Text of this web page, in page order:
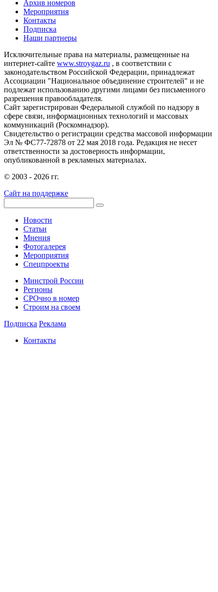
Архив номеров
Мероприятия
Контакты
Подписка
Наши партнеры
Исключительные права на материалы, размещенные на
интернет-сайте www.stroygaz.ru , в соответствии с
законодательством Российской Федерации, принадлежат
Ассоциации "Национальное объединение строителей" и не
подлежат использованию другими лицами без письменного
разрешения правообладателя.
Сайт зарегистрирован Федеральной службой по надзору в
сфере связи, информационных технологий и массовых
коммуникаций (Роскомнадзор).
Свидетельство о регистрации средства массовой информации
Эл № ФС77-72878 от 22 мая 2018 года. Редакция не несет
ответственности за достоверность информации,
опубликованной в рекламных материалах.
© 2003 - 2026 гг.
Сайт на поддержке
Новости
Статьи
Мнения
Фотогалерея
Мероприятия
Спецпроекты
Минстрой России
Регионы
СРОчно в номер
Строим на своем
Подписка Реклама
Контакты